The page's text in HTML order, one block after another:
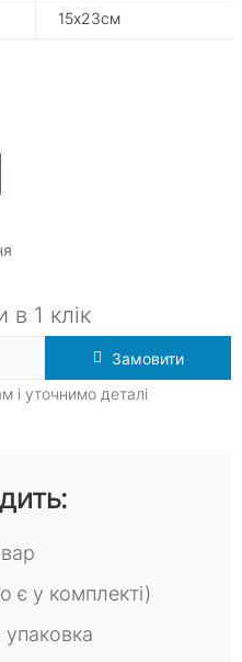
15х23см
в 1 клік
Замовити
і уточнимо деталі
є у комплекті)